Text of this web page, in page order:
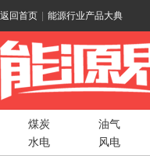
返回首页 能源行业产品大典
煤炭 油气
水电
风电